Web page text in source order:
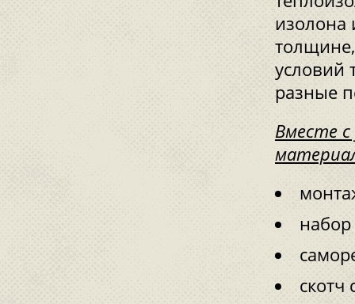
изолона
условий
разные
Вместе
скотч